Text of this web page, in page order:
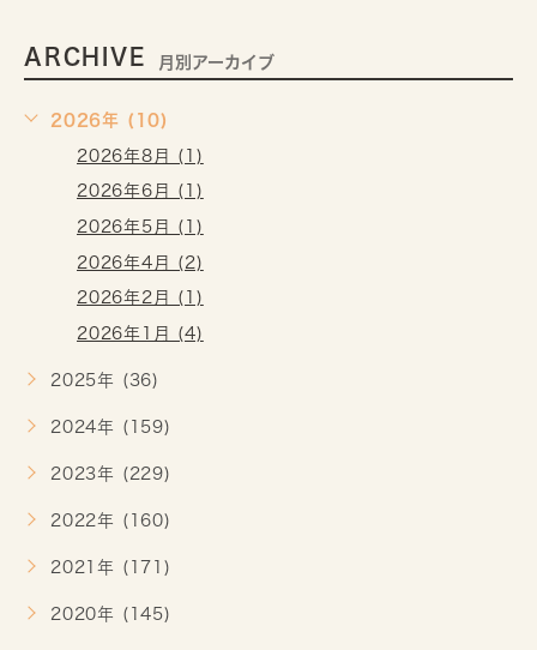
ARCHIVE 月別アーカイブ
2026年 (10)
2026年8月 (1)
2026年6月 (1)
2026年5月 (1)
2026年4月 (2)
2026年2月 (1)
2026年1月 (4)
2025年 (36)
2024年 (159)
2023年 (229)
2022年 (160)
2021年 (171)
2020年 (145)